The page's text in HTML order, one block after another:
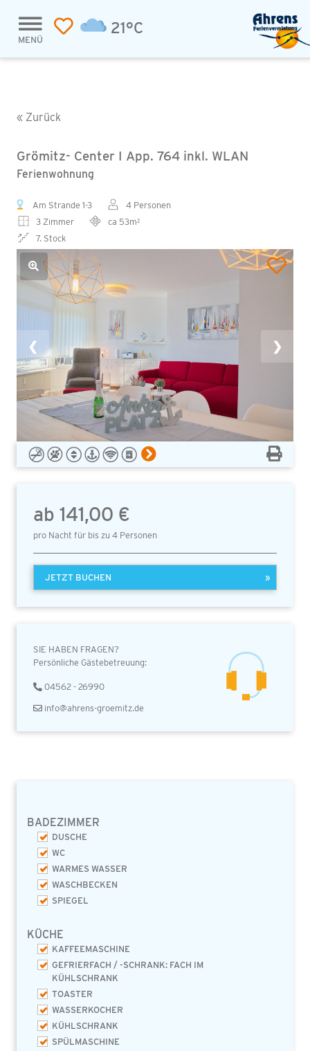
MENÜ
21°C
« Zurück
Grömitz- Center I App. 764 inkl. WLAN
Ferienwohnung
Am Strande 1-3
4 Personen
3 Zimmer
ca 53m²
7. Stock
❮ ❯
ab 141,00 €
pro Nacht für bis zu 4 Personen
JETZT BUCHEN »
SIE HABEN FRAGEN?
Persönliche Gästebetreuung:
04562 - 26990
info@ahrens-groemitz.de
BADEZIMMER
DUSCHE
WC
WARMES WASSER
WASCHBECKEN
SPIEGEL
KÜCHE
KAFFEEMASCHINE
GEFRIERFACH / -SCHRANK: FACH IM
KÜHLSCHRANK
TOASTER
WASSERKOCHER
KÜHLSCHRANK
SPÜLMASCHINE